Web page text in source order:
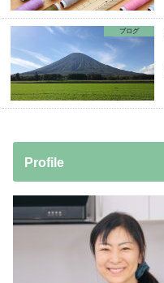
ブログ
Profile